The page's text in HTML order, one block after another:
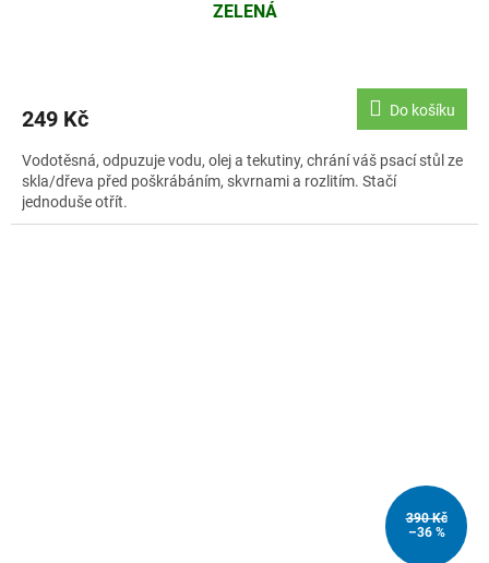
ZELENÁ
249 Kč Do košíku
Vodotěsná, odpuzuje vodu, olej a tekutiny, chrání váš psací stůl ze
skla/dřeva před poškrábáním, skvrnami a rozlitím. Stačí
jednoduše otřít.
390 Kč
–36 %